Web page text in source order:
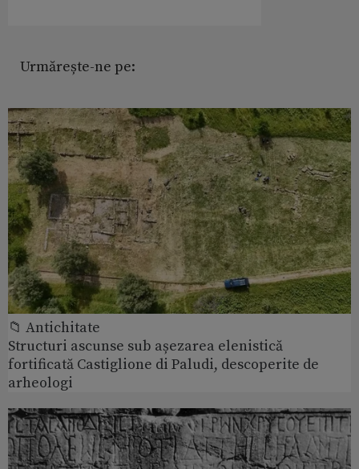
Urmărește-ne pe:
📁 Antichitate
Structuri ascunse sub așezarea elenistică
fortificată Castiglione di Paludi, descoperite de
arheologi